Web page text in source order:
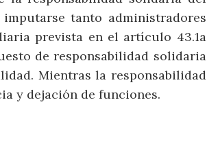
tanto administradores
prevista en el artículo 43.1a
de responsabilidad solidaria
Mientras la responsabilidad
y dejación de funciones.